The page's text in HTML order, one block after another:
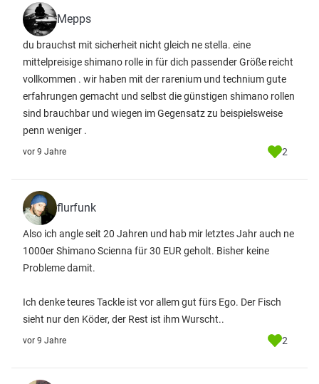
Mepps
du brauchst mit sicherheit nicht gleich ne stella. eine
mittelpreisige shimano rolle in für dich passender Größe reicht
vollkommen . wir haben mit der rarenium und technium gute
erfahrungen gemacht und selbst die günstigen shimano rollen
sind brauchbar und wiegen im Gegensatz zu beispielsweise
penn weniger .
vor 9 Jahre 2
flurfunk
Also ich angle seit 20 Jahren und hab mir letztes Jahr auch ne
1000er Shimano Scienna für 30 EUR geholt. Bisher keine
Probleme damit.
Ich denke teures Tackle ist vor allem gut fürs Ego. Der Fisch
sieht nur den Köder, der Rest ist ihm Wurscht..
vor 9 Jahre 2